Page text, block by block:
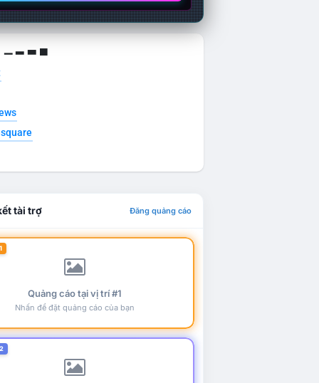
▁ ▂ ▃ ▄
tài trợ Đăng quảng cáo
Quảng cáo tại vị trí #1
Nhấn để đặt quảng cáo của bạn